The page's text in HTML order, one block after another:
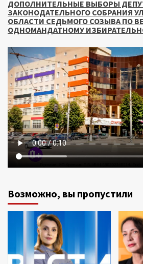
ДОПОЛНИТЕЛЬНЫЕ ВЫБОРЫ
ЗАКОНОДАТЕЛЬНОГО СОБРАНИЯ
ОБЛАСТИ СЕДЬМОГО СОЗЫВА ПО
ОДНОМАНДАТНОМУ
Возможно, вы пропустили